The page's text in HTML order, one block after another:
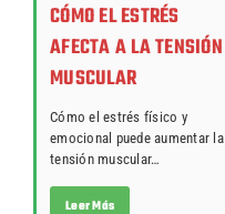
CÓMO EL ESTRÉS
AFECTA A LA TENSIÓN
MUSCULAR
Cómo el estrés físico y
emocional puede aumentar la
tensión muscular…
Leer Más